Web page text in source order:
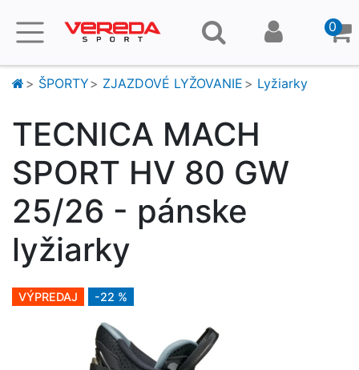
0
ŠPORTY ZJAZDOVÉ LYŽOVANIE Lyžiarky
TECNICA MACH
SPORT HV 80 GW
25/26 - pánske
lyžiarky
VÝPREDAJ -22 %